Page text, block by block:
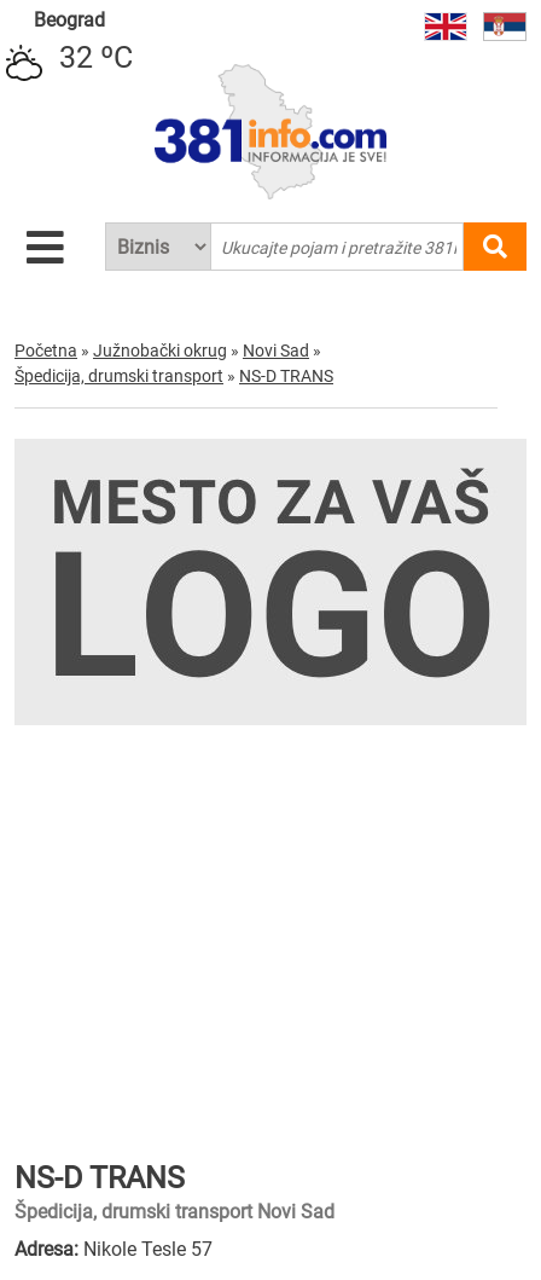
Beograd
32 ºC
Početna » Južnobački okrug » Novi Sad »
Špedicija, drumski transport » NS-D TRANS
NS-D TRANS
Špedicija, drumski transport Novi Sad
Adresa: Nikole Tesle 57